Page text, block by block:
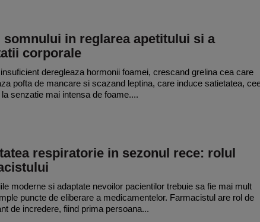
somnului in reglarea apetitului si a
corporale
deregleaza hormonii foamei, crescand grelina cea care
pofta de mancare si scazand leptina, care induce satietatea,
senzatie mai intensa de foame....
respiratorie in sezonul rece: rolul
moderne si adaptate nevoilor pacientilor trebuie sa fie mai mult
puncte de eliberare a medicamentelor. Farmacistul are rol de
de incredere, fiind prima persoana...